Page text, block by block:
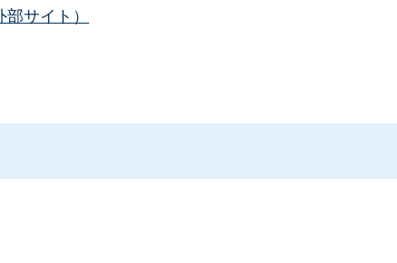
サイト）